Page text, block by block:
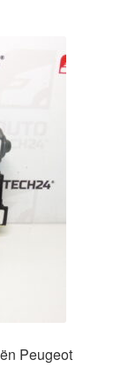
Peugeot